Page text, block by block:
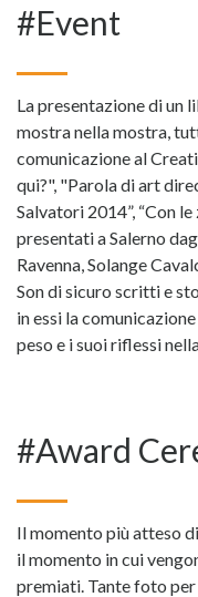
#Event
La presentazione di un
mostra nella mostra,
comunicazione al
qui?", "Parola di art
Salvatori 2014”, “Con
presentati a Salerno
Ravenna, Solange
Son di sicuro scritti e
in essi la
peso e i suoi riflessi
#Award
Il momento più atteso
il momento in cui
premiati. Tante foto